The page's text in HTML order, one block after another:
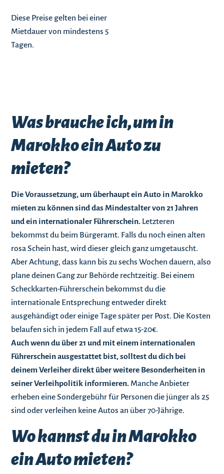
Diese Preise gelten bei einer
Mietdauer von mindestens 5
Tagen.
Was brauche ich, um in
Marokko ein Auto zu
mieten?
Die Voraussetzung, um überhaupt ein Auto in Marokko
mieten zu können sind das Mindestalter von 21 Jahren
und ein internationaler Führerschein. Letzteren
bekommst du beim Bürgeramt. Falls du noch einen alten
rosa Schein hast, wird dieser gleich ganz umgetauscht.
Aber Achtung, dass kann bis zu sechs Wochen dauern, also
plane deinen Gang zur Behörde rechtzeitig. Bei einem
Scheckkarten-Führerschein bekommst du die
internationale Entsprechung entweder direkt
ausgehändigt oder einige Tage später per Post. Die Kosten
belaufen sich in jedem Fall auf etwa 15-20€.
Auch wenn du über 21 und mit einem internationalen
Führerschein ausgestattet bist, solltest du dich bei
deinem Verleiher direkt über weitere Besonderheiten in
seiner Verleihpolitik informieren. Manche Anbieter
erheben eine Sondergebühr für Personen die jünger als 25
sind oder verleihen keine Autos an über 70-Jährige.
Wo kannst du in Marokko
ein Auto mieten?